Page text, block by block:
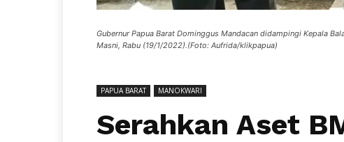
Gubernur Papua Barat Dominggus Mandacan didampingi Kepala
Masni, Rabu (19/1/2022).(Foto: Aufrida/klikpapua)
PAPUA BARAT MANOKWARI
Serahkan Aset